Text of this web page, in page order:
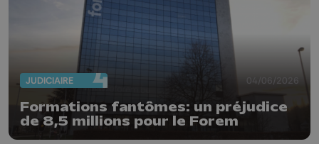
JUDICIAIRE 04/06/2026
Formations fantômes: un préjudice
de 8,5 millions pour le Forem